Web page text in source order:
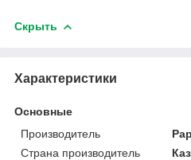
Скрыть
Характеристики
Основные
Производитель
Страна производитель